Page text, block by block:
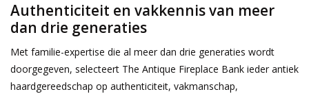
Authenticiteit en vakkennis van meer
dan drie generaties
Met familie-expertise die al meer dan drie generaties wordt
doorgegeven, selecteert The Antique Fireplace Bank ieder antiek
haardgereedschap op authenticiteit, vakmanschap,